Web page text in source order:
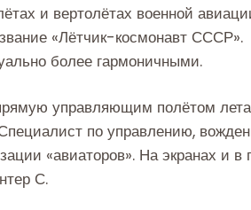
и вертолётах военной
«Лётчик-космонавт СССР».
более гармоничными.
управляющим полётом
по управлению,
«авиаторов». На экранах и в
С.